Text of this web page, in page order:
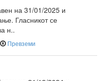
на 31/01/2025 и
Гласникот се
н..
Превземи